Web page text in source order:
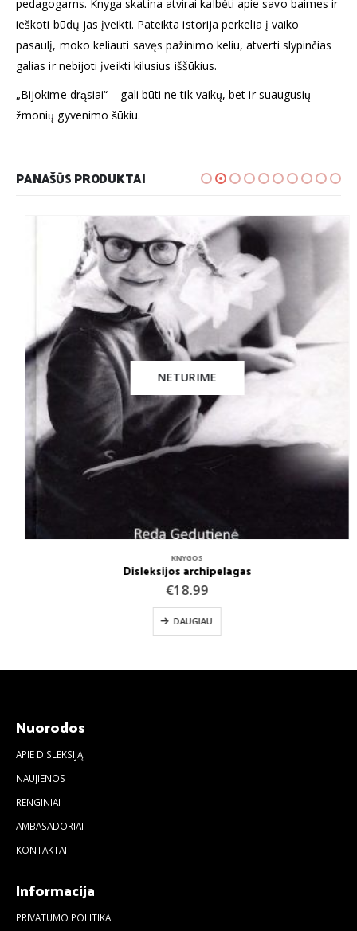
pedagogams. Knyga skatina atvirai kalbėti apie savo baimes ir
ieškoti būdų jas įveikti. Pateikta istorija perkelia į vaiko
pasaulį, moko keliauti savęs pažinimo keliu, atverti slypinčias
galias ir nebijoti įveikti kilusius iššūkius.
„Bijokime drąsiai“ – gali būti ne tik vaikų, bet ir suaugusių
žmonių gyvenimo šūkiu.
PANAŠŪS PRODUKTAI
NETURIME
KNYGOS
Disleksijos archipelagas
18.99
DAUGIAU
Nuorodos
APIE DISLEKSIJĄ
NAUJIENOS
RENGINIAI
AMBASADORIAI
KONTAKTAI
Informacija
PRIVATUMO POLITIKA